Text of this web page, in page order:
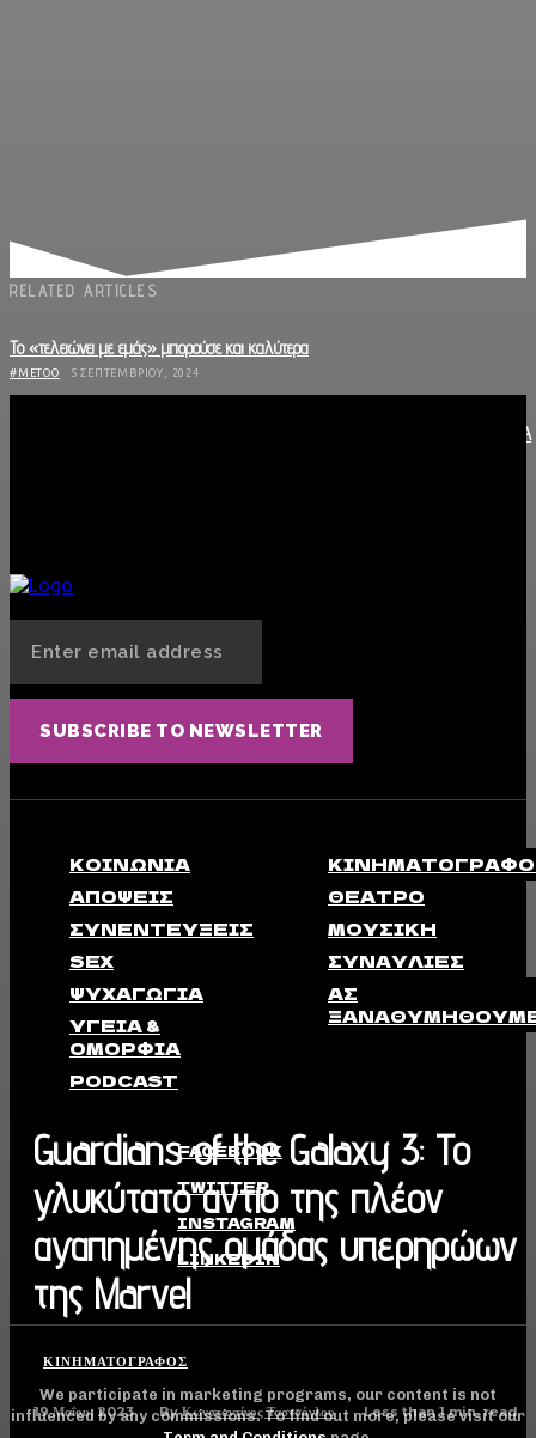
Guardians of the Galaxy 3: Το
γλυκύτατο αντίο της πλέον
αγαπημένης ομάδας υπερηρώων
της Marvel
ΚΙΝΗΜΑΤΟΓΡΆΦΟΣ
19 Μαΐου, 2023 By Κωνσταντίνος Ταστσόγλου Less than 1min. read
RELATED ARTICLES
Το «τελειώνει με εμάς» μπορούσε και καλύτερα
#METOO 5 ΣΕΠΤΕΜΒΡΊΟΥ, 2024
LATE NIGHT WITH THE DEVIL: ΕΝΑ ΣΑΤΑΝΙΚΟ TALK SHOW ΒΓΑΛΜΕΝΟ ΑΠΟ ΤΑ
SUBSCRIBE TO NEWSLETTER
ΚΟΙΝΩΝΊΑ
ΑΠΟΨΕΙΣ
ΣΥΝΕΝΤΕΎΞΕΙΣ
SEX
ΨΥΧΑΓΩΓΊΑ
ΥΓΕΊΑ &
ΟΜΟΡΦΙΆ
PODCAST
ΘΈΑΤΡΟ
ΜΟΥΣΙΚΉ
ΣΥΝΑΥΛΊΕΣ
ΑΣ
FACEBOOK
TWITTER
INSTAGRAM
LINKEDIN
We participate in marketing programs, our content is not
influenced by any commissions. To find out more, please visit our